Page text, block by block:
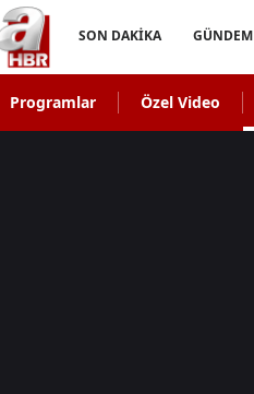
SON DAKİKA GÜNDEM
Programlar Özel Video